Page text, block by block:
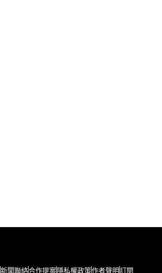
新聞聯絡合作提案隱私權政策作者聲明訂閱